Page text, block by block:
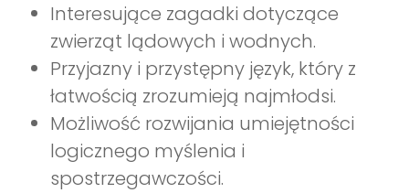
Interesujące zagadki dotyczące
zwierząt lądowych i wodnych.
Przyjazny i przystępny język, który z
łatwością zrozumieją najmłodsi.
Możliwość rozwijania umiejętności
logicznego myślenia i
spostrzegawczości.